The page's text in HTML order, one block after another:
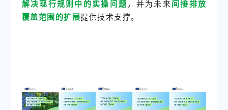
解决现行规则中的实操问题 ，并为未来间接排放
覆盖范围的扩展提供技术支撑。